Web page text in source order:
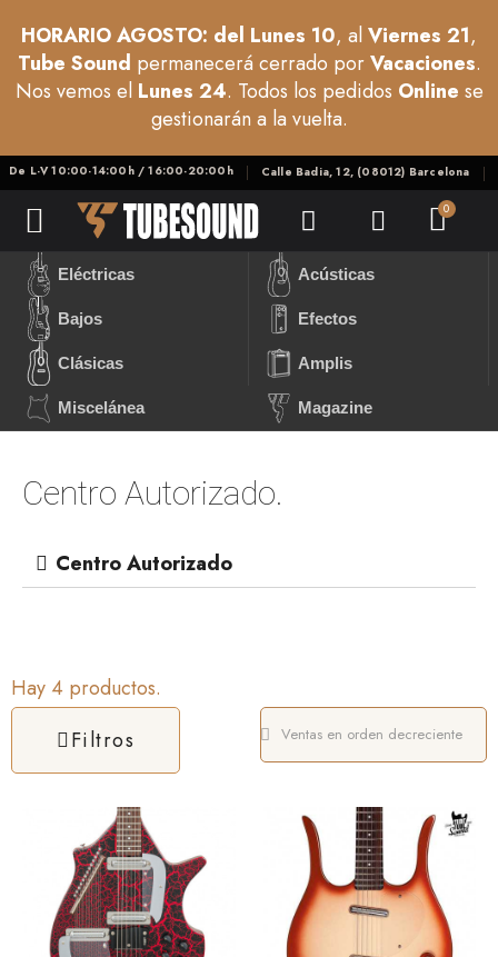
HORARIO AGOSTO: del Lunes 10, alViernes 21,
Tube Sound permanecerá cerrado porVacaciones.
Nos vemos el Lunes 24. Todos los pedidos Online se
gestionarán a la vuelta.
De L-V 10:00-14:00h / 16:00-20:00h Calle Badia, 12, (08012) Barcelona
Eléctricas Acústicas
Bajos Efectos
Clásicas Amplis
Miscelánea Magazine
Centro Autorizado.
Centro Autorizado
Hay 4 productos.
Filtros